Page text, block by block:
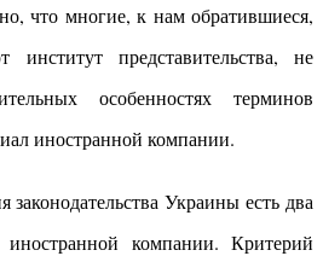
что многие, к нам обратившиеся,
институт представительства, не
особенностях терминов
иностранной компании.
Украины есть два
иностранной компании. Критерий